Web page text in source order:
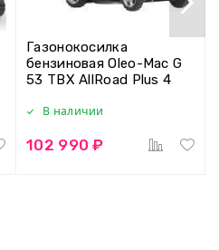
Газонокосилка
бензиновая Oleo-Mac G
53 TBX AllRoad Plus 4
В наличии
102 990 ₽